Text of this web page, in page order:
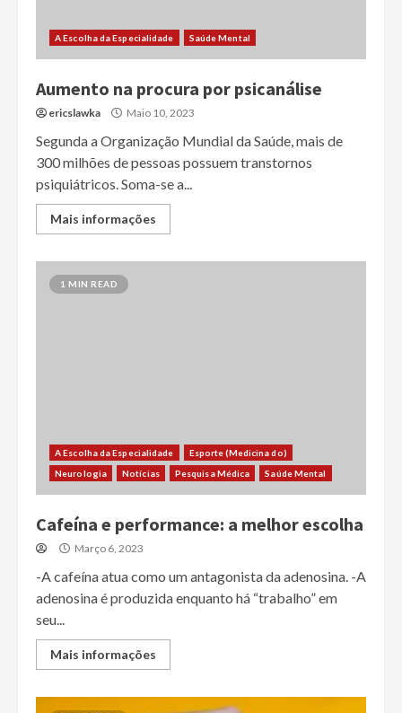
A Escolha da Especialidade Saúde Mental
Aumento na procura por psicanálise
ericslawka Maio 10, 2023
Segunda a Organização Mundial da Saúde, mais de
300 milhões de pessoas possuem transtornos
psiquiátricos. Soma-se a...
Mais informações
1 MIN READ
A Escolha da Especialidade
Esporte (Medicina do)
Neurologia
Notícias Pesquisa Médica Saúde Mental
Cafeína e performance: a melhor escolha
Março 6, 2023
-A cafeína atua como um antagonista da adenosina. -A
adenosina é produzida enquanto há “trabalho” em
seu...
Mais informações